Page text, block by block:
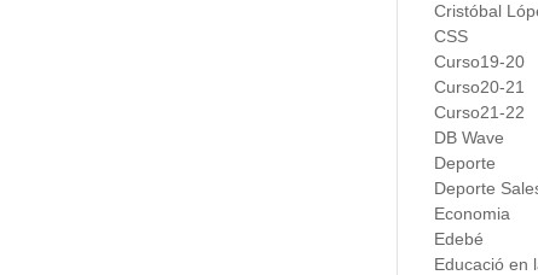
Cristóbal
CSS
Curso19-20
Curso20-21
Curso21-22
DB Wave
Deporte
Deporte
Economia
Edebé
Educació en